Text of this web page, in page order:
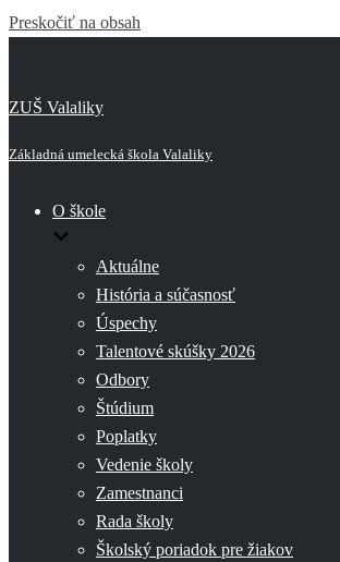
Preskočiť na obsah
ZUŠ Valaliky
Základná umelecká škola Valaliky
O škole
Aktuálne
História a súčasnosť
Úspechy
Talentové skúšky 2026
Odbory
Štúdium
Poplatky
Vedenie školy
Zamestnanci
Rada školy
Školský poriadok pre žiakov